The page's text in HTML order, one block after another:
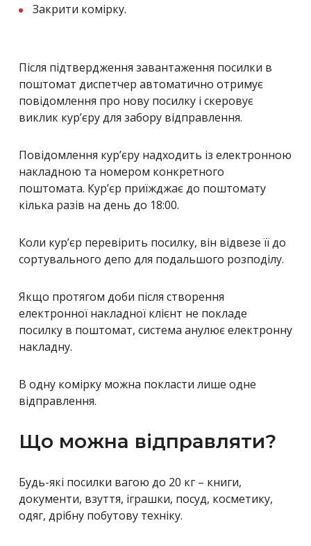
Закрити комірку.
Після підтвердження завантаження посилки в
поштомат диспетчер автоматично отримує
повідомлення про нову посилку і скеровує
виклик кур’єру для забору відправлення.
Повідомлення кур’єру надходить із електронною
накладною та номером конкретного
поштомата. Кур’єр приїжджає до поштомату
кілька разів на день до 18:00.
Коли кур’єр перевірить посилку, він відвезе її до
сортувального депо для подальшого розподілу.
Якщо протягом доби після створення
електронної накладної клієнт не покладе
посилку в поштомат, система анулює електронну
накладну.
В одну комірку можна покласти лише одне
відправлення.
Що можна відправляти?
Будь-які посилки вагою до 20 кг – книги,
документи, взуття, іграшки, посуд, косметику,
одяг, дрібну побутову техніку.